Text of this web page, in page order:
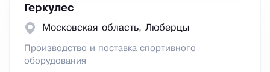
Геркулес
Московская область, Люберцы
Производство и поставка спортивного
оборудования